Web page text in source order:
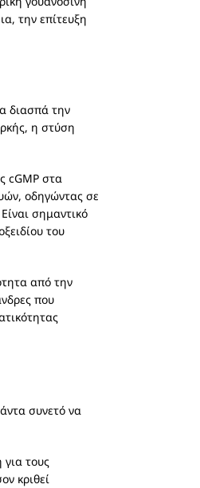
την επίτευξη
διασπά την
η στύση
cGMP στα
οδηγώντας σε
σημαντικό
του
από την
που
συνετό να
τους
κριθεί